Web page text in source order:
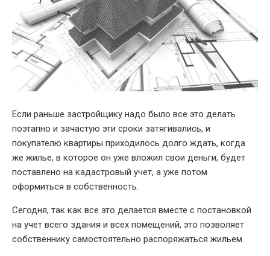
Если раньше застройщику надо было все это делать
поэтапно и зачастую эти сроки затягивались, и
покупателю квартиры приходилось долго ждать, когда
же жилье, в которое он уже вложил свои деньги, будет
поставлено на кадастровый учет, а уже потом
оформиться в собственность.
Сегодня, так как все это делается вместе с постановкой
на учет всего здания и всех помещений, это позволяет
собственнику самостоятельно распоряжаться жильем.